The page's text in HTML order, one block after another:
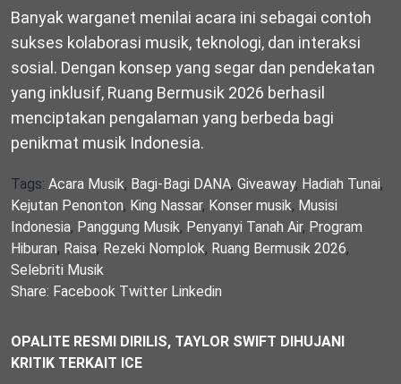
Banyak warganet menilai acara ini sebagai contoh
sukses kolaborasi musik, teknologi, dan interaksi
sosial. Dengan konsep yang segar dan pendekatan
yang inklusif, Ruang Bermusik 2026 berhasil
menciptakan pengalaman yang berbeda bagi
penikmat musik Indonesia.
Tags: Acara Musik, Bagi-Bagi DANA, Giveaway, Hadiah Tunai,
Kejutan Penonton, King Nassar, Konser musik, Musisi
Indonesia, Panggung Musik, Penyanyi Tanah Air, Program
Hiburan, Raisa, Rezeki Nomplok, Ruang Bermusik 2026,
Selebriti Musik
Share: Facebook Twitter Linkedin
OPALITE RESMI DIRILIS, TAYLOR SWIFT DIHUJANI
KRITIK TERKAIT ICE